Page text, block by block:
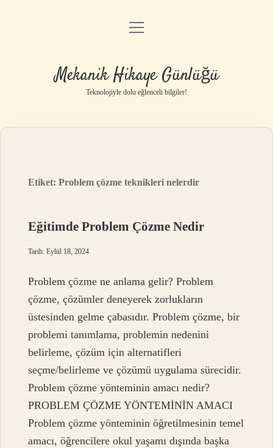
Anasayfa
Yasal Uyarı
menüyü
Mekanik Hikaye Günlüğü
Teknolojiyle dolu eğlenceli bilgiler!
Etiket:Problem çözme teknikleri nelerdir
Eğitimde Problem Çözme Nedir
Tarih: Eylül 18, 2024
Problem çözme ne anlama gelir? Problem
çözme, çözümler deneyerek zorlukların
üstesinden gelme çabasıdır. Problem çözme, bir
problemi tanımlama, problemin nedenini
belirleme, çözüm için alternatifleri
seçme/belirleme ve çözümü uygulama sürecidir.
Problem çözme yönteminin amacı nedir?
PROBLEM ÇÖZME YÖNTEMİNİN AMACI
Problem çözme yönteminin öğretilmesinin temel
amacı, öğrencilere okul yaşamı dışında başka